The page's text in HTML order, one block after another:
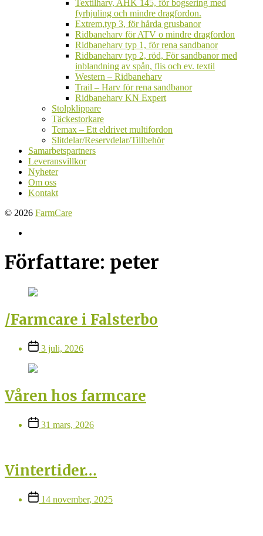
Textilharv, AHK 145, för bogsering med
fyrhjuling och mindre dragfordon.
Extrem,typ 3, för hårda grusbanor
Ridbaneharv för ATV o mindre dragfordon
Ridbaneharv typ 1, för rena sandbanor
Ridbaneharv typ 2, röd, För sandbanor med
inblandning av spån, flis och ev. textil
Western – Ridbaneharv
Trail – Harv för rena sandbanor
Ridbaneharv KN Expert
Stolpklippare
Täckestorkare
Temax – Ett eldrivet multifordon
Slitdelar/Reservdelar/Tillbehör
Samarbetspartners
Leveransvillkor
Nyheter
Om oss
Kontakt
© 2026 FarmCare
Facebook
Författare: peter
/Farmcare i Falsterbo
Inläggsdatum
3 juli, 2026
Våren hos farmcare
Inläggsdatum
31 mars, 2026
Vintertider…
Inläggsdatum
14 november, 2025